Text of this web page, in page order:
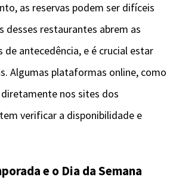
as reservas podem ser difíceis
desses restaurantes abrem as
de antecedência, e é crucial estar
Algumas plataformas online, como
diretamente nos sites dos
verificar a disponibilidade e
e o Dia da Semana